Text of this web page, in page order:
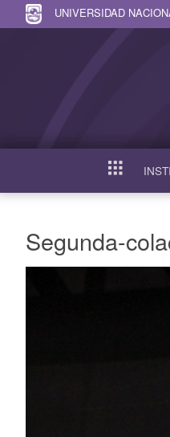
UNIVERSIDAD
INICIO
Segunda-